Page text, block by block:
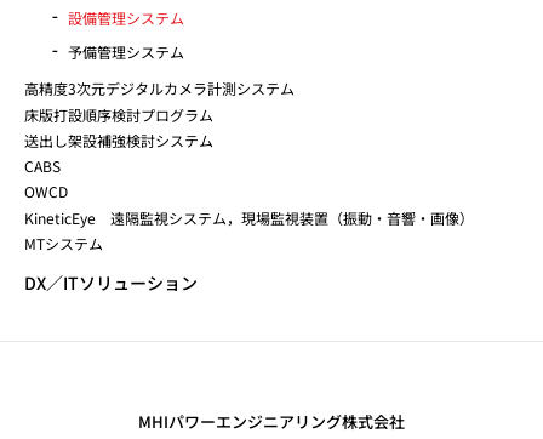
設備管理システム
予備管理システム
高精度3次元デジタルカメラ計測システム
床版打設順序検討プログラム
送出し架設補強検討システム
CABS
OWCD
KineticEye 遠隔監視システム，現場監視装置（振動・音響・画像）
MTシステム
DX／ITソリューション
MHIパワーエンジニアリング株式会社